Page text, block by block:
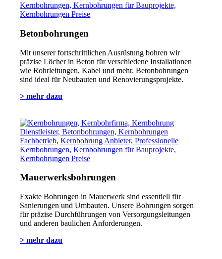
Betonbohrungen
Mit unserer fortschrittlichen Ausrüstung bohren wir
präzise Löcher in Beton für verschiedene Installationen
wie Rohrleitungen, Kabel und mehr. Betonbohrungen
sind ideal für Neubauten und Renovierungsprojekte.
> mehr dazu
Mauerwerksbohrungen
Exakte Bohrungen in Mauerwerk sind essentiell für
Sanierungen und Umbauten. Unsere Bohrungen sorgen
für präzise Durchführungen von Versorgungsleitungen
und anderen baulichen Anforderungen.
> mehr dazu